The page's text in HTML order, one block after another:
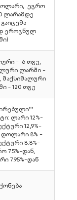
ევრო
ლარამდე
ეროვნულ
- 6 თვე,
ლარში -
მაქსიმალური
- 120 თვე
ლარი 12%-
12,9%-
დოლარი 8% -
8.8%-
7.5%-დან,
7.95%-დან